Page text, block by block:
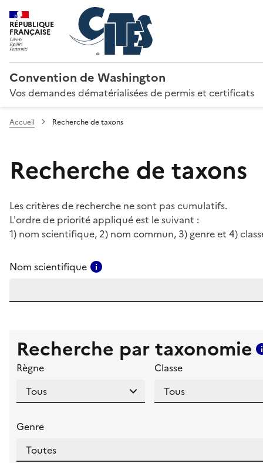
RÉPUBLIQUE
FRANÇAISE
Convention de Washington
Vos demandes dématérialisées de permis et certificats
Accueil Recherche de taxons
Recherche de taxons
Les critères de recherche ne sont pas cumulatifs.
L'ordre de priorité appliqué est le suivant :
1) nom scientifique, 2) nom commun, 3) genre et 4)
Nom scientifique
Recherche par taxonomie
Règne Classe
Genre